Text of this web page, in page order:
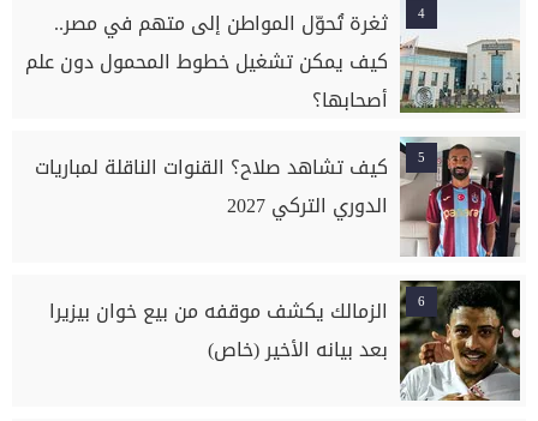
4
ثغرة تُحوّل المواطن إلى متهم في مصر..
كيف يمكن تشغيل خطوط المحمول دون علم
أصحابها؟
5
كيف تشاهد صلاح؟ القنوات الناقلة لمباريات
الدوري التركي 2027
6
الزمالك يكشف موقفه من بيع خوان بيزيرا
بعد بيانه الأخير (خاص)